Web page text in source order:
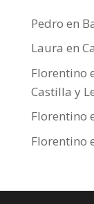
Pedro en
Laura en
Florentino
Castilla y
Florentino
Florentino